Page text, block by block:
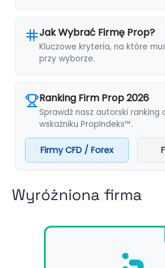
Jak Wybrać Firmę Prop?
Kluczowe kryteria, na które
przy wyborze.
Ranking Firm Prop 2026
Sprawdź nasz autorski ranking
wskaźniku PropIndeks™.
Firmy CFD / Forex
Wyróżniona firma